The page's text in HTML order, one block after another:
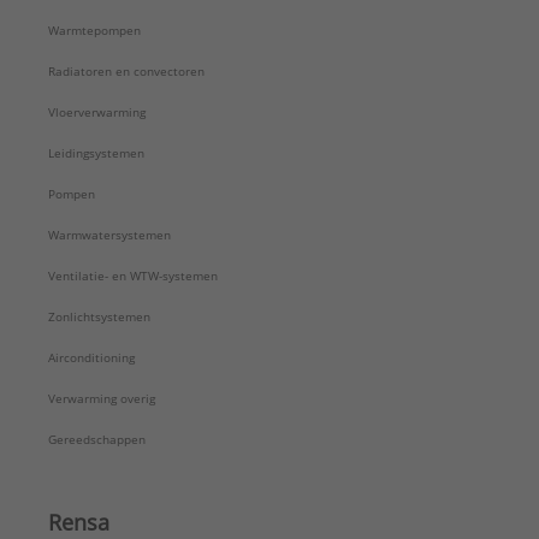
Warmtepompen
Radiatoren en convectoren
Vloerverwarming
Leidingsystemen
Pompen
Warmwatersystemen
Ventilatie- en WTW-systemen
Zonlichtsystemen
Airconditioning
Verwarming overig
Gereedschappen
Rensa